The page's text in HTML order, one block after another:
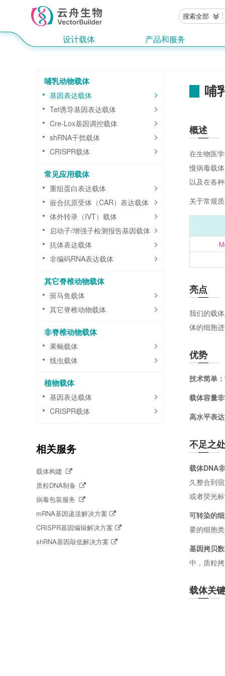
搜索全部
设计载体 产品和服务
哺乳动物载体
基因表达载体
Tet诱导基因表达载体
Cre-Lox基因调控载体
shRNA干扰载体
CRISPR载体
常见应用载体
重组蛋白表达载体
嵌合抗原受体（CAR）表达载体
体外转录（IVT）载体
启动子/增强子检测报告基因载体
抗体表达载体
非编码RNA表达载体
其它脊椎动物载体
斑马鱼载体
其它脊椎动物载体
非脊椎动物载体
果蝇载体
线虫载体
植物载体
基因表达载体
CRISPR载体
相关服务
载体构建
质粒DNA制备
病毒包装服务
mRNA基因递送解决方案
CRISPR基因编辑解决方案
shRNA基因敲低解决方案
哺
概述
在生物医
慢病毒载
以及在各
关于常规
亮点
我们的载
体的细胞
优势
技术简单：
载体容量非
高水平表达
不足之处
载体DNA
久整合到
或者荧光
可转染的
要的细胞
基因拷贝
中，质粒
载体关